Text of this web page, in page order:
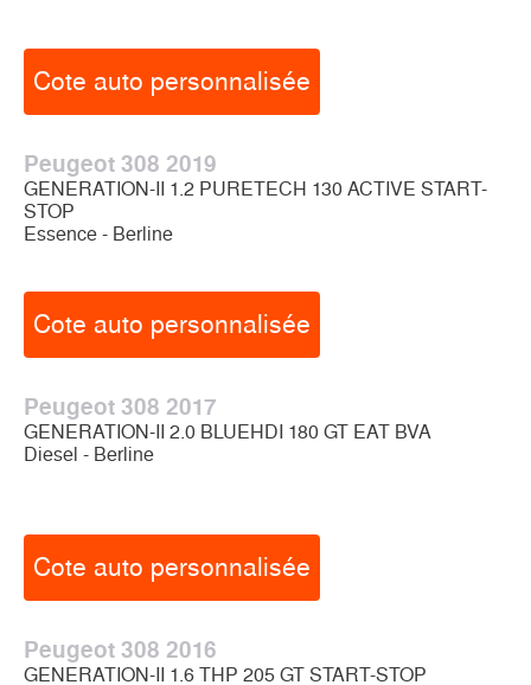
Cote auto personnalisée
Peugeot 308 2019
GENERATION-II 1.2 PURETECH 130 ACTIVE START-
STOP
Essence - Berline
Cote auto personnalisée
Peugeot 308 2017
GENERATION-II 2.0 BLUEHDI 180 GT EAT BVA
Diesel - Berline
Cote auto personnalisée
Peugeot 308 2016
GENERATION-II 1.6 THP 205 GT START-STOP